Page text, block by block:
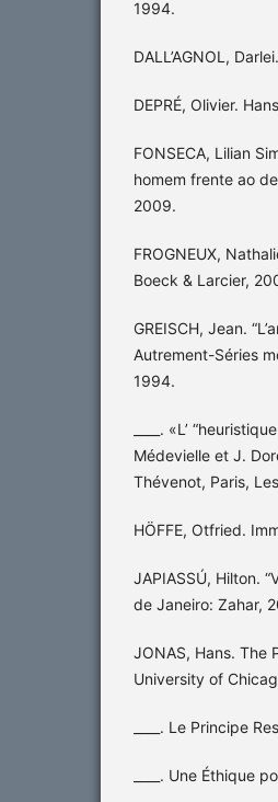
1994.
DALL’AGNOL,
DEPRÉ, Olivier.
FONSECA, Lilian
homem frente ao
2009.
FROGNEUX,
Boeck & Larcier,
GREISCH, Jean.
Autrement-Séries
1994.
____. «L’
Médevielle et J.
Thévenot, Paris,
HÖFFE, Otfried.
JAPIASSÚ, Hilton.
de Janeiro: Zahar,
JONAS, Hans. The
University of
____. Le Principe
____. Une Éthique